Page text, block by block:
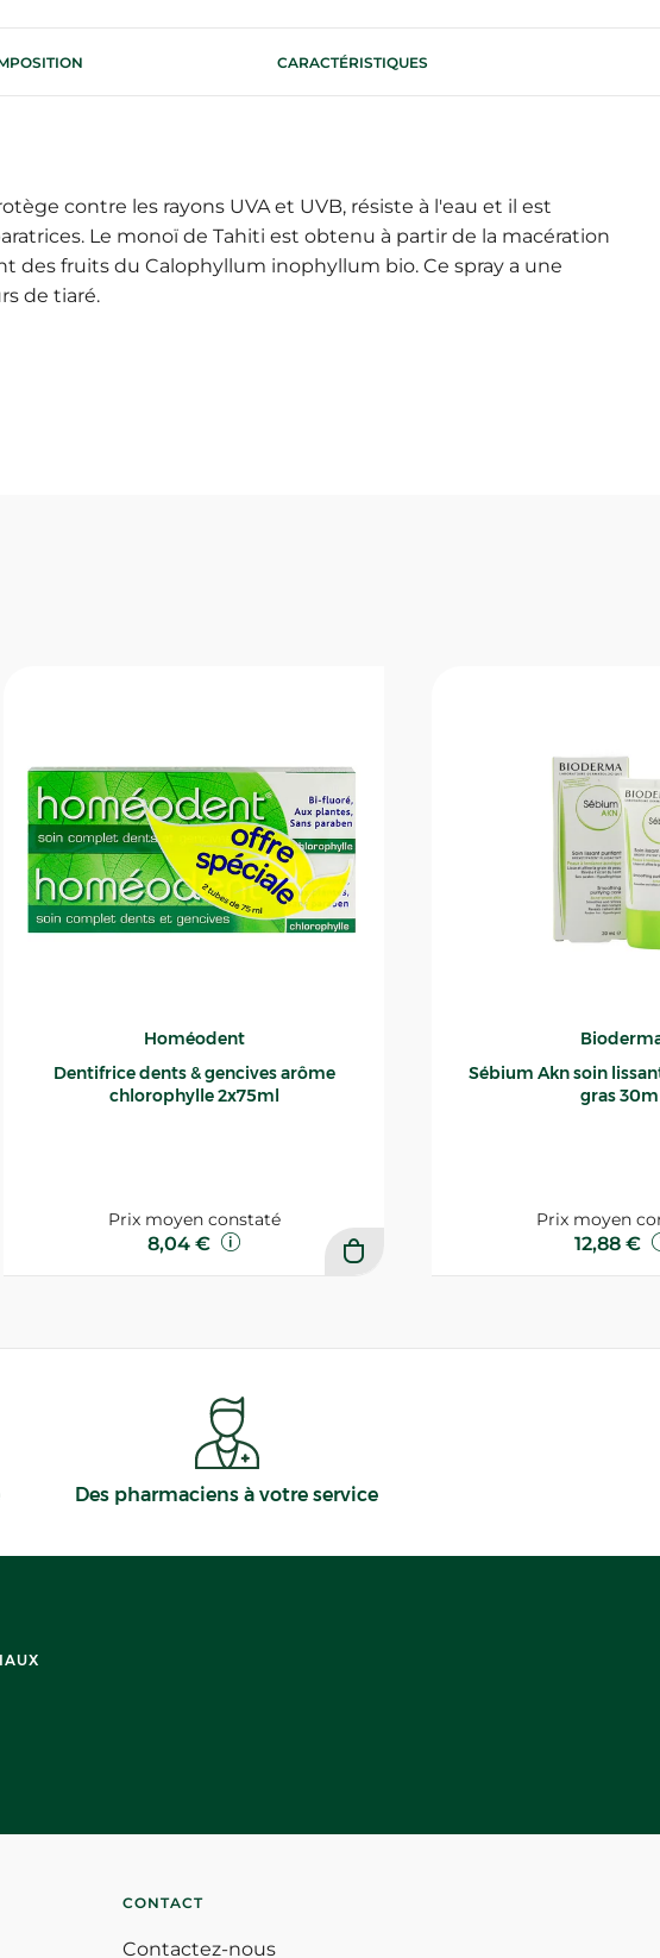
CARACTÉRISTIQUES
contre les rayons UVA et UVB, résiste à l'eau et il est
Le monoï de Tahiti est obtenu à partir de la macération
des fruits du Calophyllum inophyllum bio. Ce spray a une
de tiaré.
Homéodent
Dentifrice dents & gencives arôme
chlorophylle 2x75ml
Prix moyen constaté
8,04 €
Sébium Akn soin lissant
gras
Prix moyen
12,88 €
Des pharmaciens à votre service
CONTACT
Contactez-nous